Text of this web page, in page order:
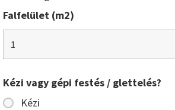
Falfelület (m2)
Kézi vagy gépi festés / glettelés?
Kézi